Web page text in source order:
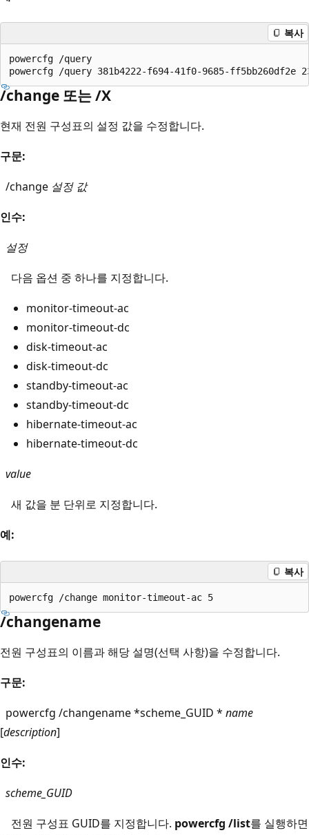
복사
powercfg /query
/change 또는 /X
현재 전원 구성표의 설정 값을 수정합니다.
구문:
/change 설정 값
인수:
설정
다음 옵션 중 하나를 지정합니다.
monitor-timeout-ac
monitor-timeout-dc
disk-timeout-ac
disk-timeout-dc
standby-timeout-ac
standby-timeout-dc
hibernate-timeout-ac
hibernate-timeout-dc
value
새 값을 분 단위로 지정합니다.
예:
복사
/changename
전원 구성표의 이름과 해당 설명(선택 사항)을 수정합니다.
구문:
powercfg /changename *scheme_GUID * name
[description]
인수:
scheme_GUID
전원 구성표 GUID를 지정합니다. powercfg /list를 실행하면